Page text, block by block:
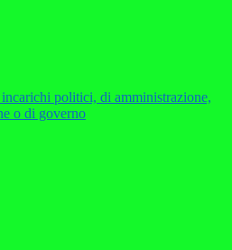
politici, di amministrazione,
o di governo